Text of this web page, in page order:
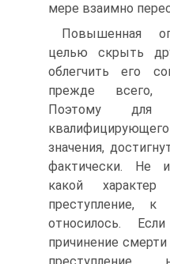
мере взаимно
Повышенная
целью скрыть
облегчить его
прежде всего,
Поэтому для
значения,
фактически. Не
какой
преступление,
относилось.
причинение